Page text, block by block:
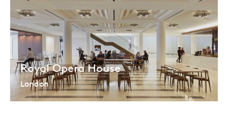
Royal Opera House
London